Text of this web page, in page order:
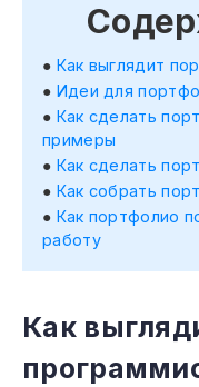
Как выглядит
Идеи для
Как сделать
примеры
Как сделать
Как собрать
Как портфолио
работу
Как